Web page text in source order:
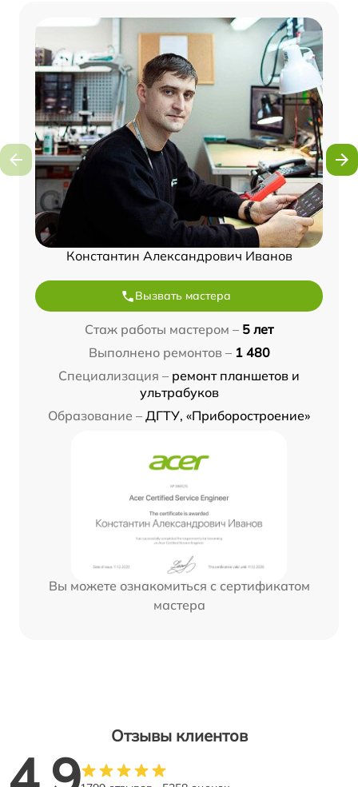
Константин Александрович Иванов
Вызвать мастера
Стаж работы мастером – 5 лет
Выполнено ремонтов – 1 480
Специализация – ремонт планшетов и
ультрабуков
Образование – ДГТУ, «Приборостроение»
Вы можете ознакомиться с сертификатом
мастера
Отзывы клиентов